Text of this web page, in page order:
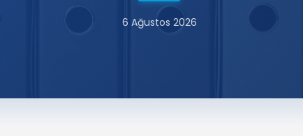
6 Ağustos 2026